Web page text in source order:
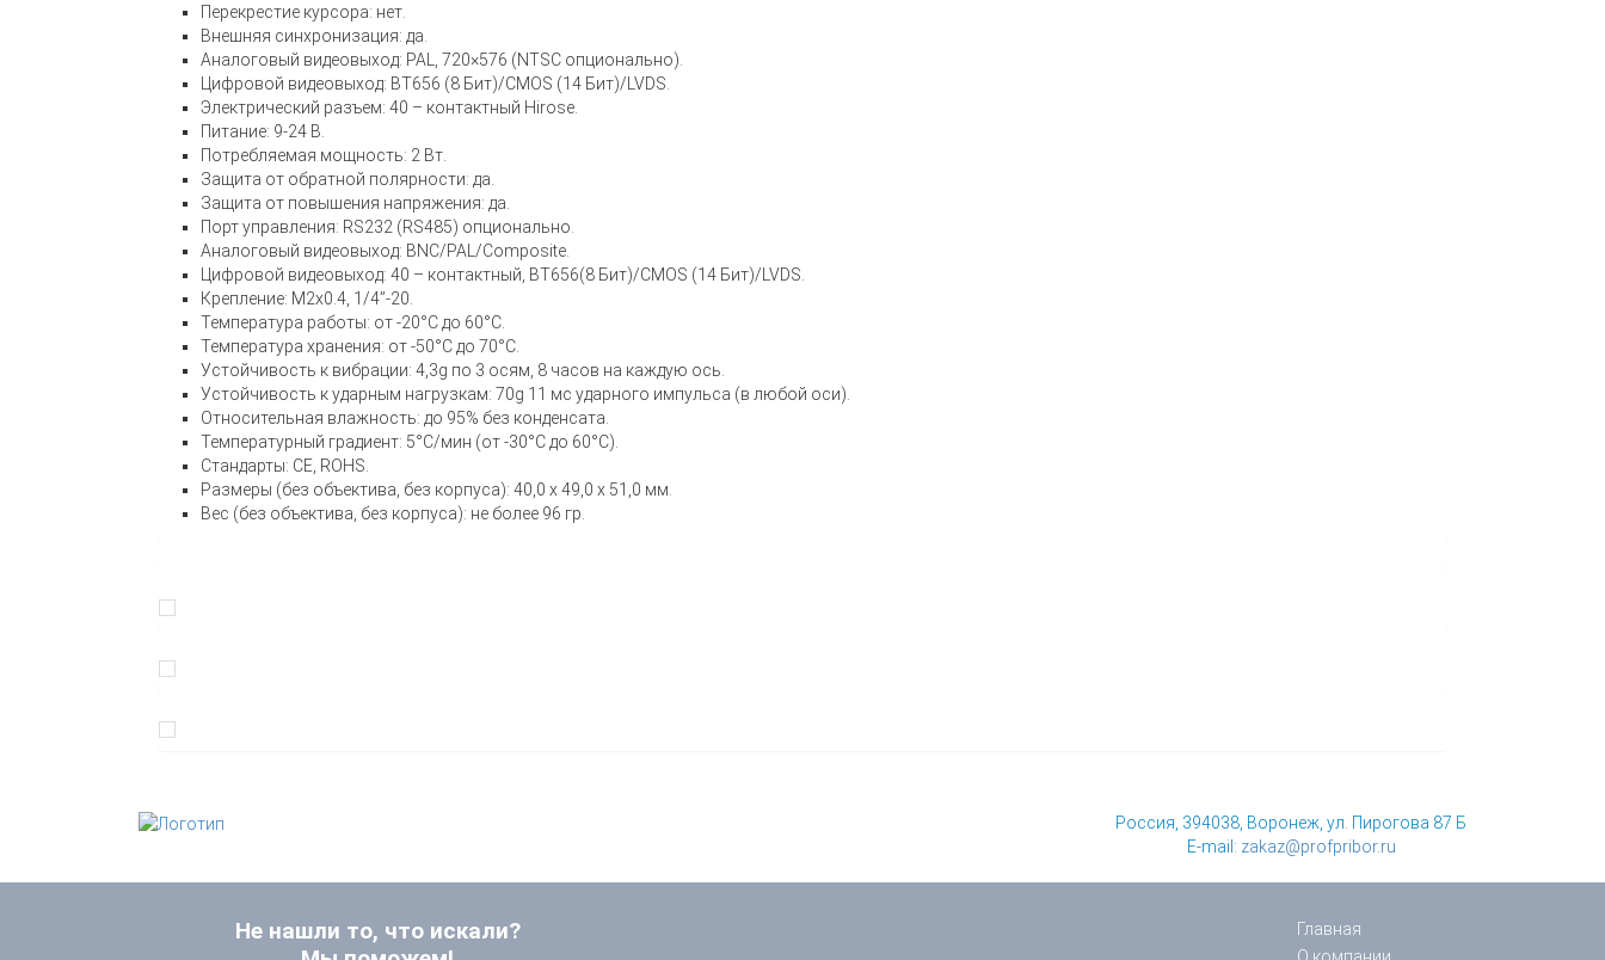
Перекрестие курсора: нет.
Внешняя синхронизация: да.
Аналоговый видеовыход: PAL, 720×576 (NTSC опционально).
Цифровой видеовыход: BT656 (8 Бит)/CMOS (14 Бит)/LVDS.
Электрический разъем: 40 – контактный Hirose.
Питание: 9-24 В.
Потребляемая мощность: 2 Вт.
Защита от обратной полярности: да.
Защита от повышения напряжения: да.
Порт управления: RS232 (RS485) опционально.
Аналоговый видеовыход: BNC/PAL/Composite.
Цифровой видеовыход: 40 – контактный, BT656(8 Бит)/CMOS (14 Бит)/LVDS.
Крепление: M2x0.4, 1/4”-20.
Температура работы: от -20°С до 60°С.
Температура хранения: от -50°С до 70°С.
Устойчивость к вибрации: 4,3g по 3 осям, 8 часов на каждую ось.
Устойчивость к ударным нагрузкам: 70g 11 мс ударного импульса (в любой оси).
Относительная влажность: до 95% без конденсата.
Температурный градиент: 5°С/мин (от -30°С до 60°С).
Стандарты: CE, ROHS.
Размеры (без объектива, без корпуса): 40,0 х 49,0 х 51,0 мм.
Вес (без объектива, без корпуса): не более 96 гр.
Россия, 394038, Воронеж, ул. Пирогова 87 Б
E-mail: zakaz@profpribor.ru
Не нашли то, что искали?
Главная
О компании